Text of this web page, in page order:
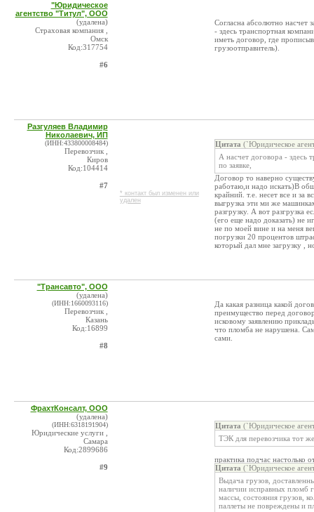
"Юридическое
агентство "Титул", ООО
(удалена)
Страховая компания ,
Омск
Код:317754
#6
Согласна абсолютно насчет
- здесь транспортная
иметь договор, где
грузоотправитель).
Разгуляев Владимир
Николаевич, ИП
(ИНН:433800008484)
Перевозчик ,
Киров
Код:104414
#7
* контакт был изменен или
удален
Цитата (`Юридическое
А насчет договора - здесь
по заявке,
Договор то наверно
работаю,и надо искать)В
крайний. т.е. несет все и за
выгрузка эти ми же
разгрузку. А вот разгрузка
(его еще надо доказать) не
не по моей вине и на меня
погрузки 20 процентов
который дал мне загрузку ,
"Трансавто", ООО
(удалена)
(ИНН:1660093116)
Перевозчик ,
Казань
Код:16899
#8
Да какая разница какой
преимущество перед
исковому заявлению
что пломба не нарушена.
сами.
ФрахтКонсалт, ООО
(удалена)
(ИНН:6318191904)
Юридические услуги ,
Самара
Код:2899686
#9
Цитата (`Юридическое
ТЭК для перевозчика тот
практика подчас настолько
Цитата (`Юридическое
Выдача грузов,
наличии исправных пломб
массы, состояния грузов,
паллеты не повреждены и